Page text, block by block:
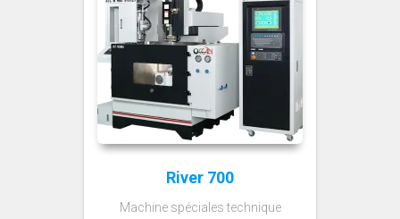
River 700
Machine spéciales technique